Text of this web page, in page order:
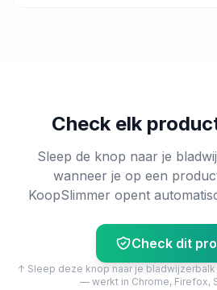
Check elk
Sleep de knop naar je
wanneer je op een
KoopSlimmer opent
Check dit
↑ Sleep deze knop naar je
— werkt in Chrome, Firefox,